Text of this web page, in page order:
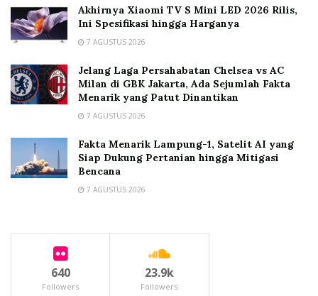
Akhirnya Xiaomi TV S Mini LED 2026 Rilis,
Ini Spesifikasi hingga Harganya
7 AGUSTUS 2026
Jelang Laga Persahabatan Chelsea vs AC
Milan di GBK Jakarta, Ada Sejumlah Fakta
Menarik yang Patut Dinantikan
7 AGUSTUS 2026
Fakta Menarik Lampung-1, Satelit AI yang
Siap Dukung Pertanian hingga Mitigasi
Bencana
7 AGUSTUS 2026
640
Followers
23.9k
Followers